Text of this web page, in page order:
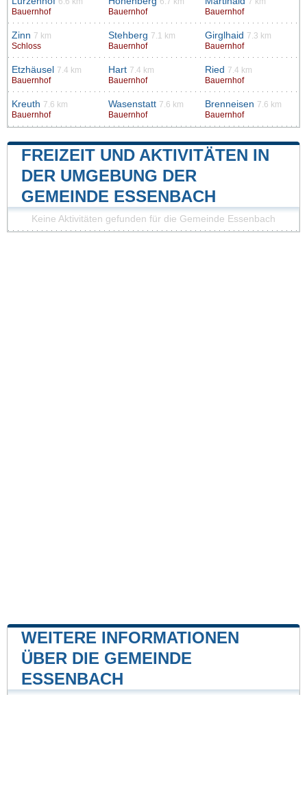
Bauernhof
Bauernhof
Bauernhof
Zinn 7 km
Schloss
Stehberg 7.1 km
Bauernhof
Girglhaid 7.3 km
Bauernhof
Etzhäusel
7.4 km
Bauernhof
Hart 7.4 km
Bauernhof
Ried 7.4 km
Bauernhof
Kreuth 7.6 km
Bauernhof
Wasenstatt 7.6 km
Bauernhof
Brenneisen 7.6 km
Bauernhof
FREIZEIT UND AKTIVITÄTEN IN
DER UMGEBUNG DER
GEMEINDE ESSENBACH
Keine Aktivitäten gefunden für die Gemeinde Essenbach
WEITERE INFORMATIONEN
ÜBER DIE GEMEINDE
ESSENBACH